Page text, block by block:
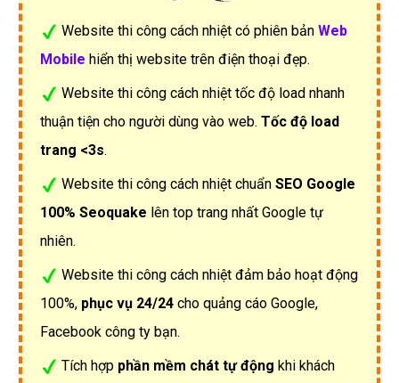
Website thi công cách nhiệt có phiên bản Web
Mobile hiển thị website trên điện thoại đẹp.
Website thi công cách nhiệt tốc độ load nhanh
thuận tiện cho người dùng vào web. Tốc độ load
trang <3s.
Website thi công cách nhiệt chuẩn SEO Google
100% Seoquake lên top trang nhất Google tự
nhiên.
Website thi công cách nhiệt đảm bảo hoạt động
100%, phục vụ 24/24 cho quảng cáo Google,
Facebook công ty bạn.
Tích hợp phần mềm chát tự động khi khách